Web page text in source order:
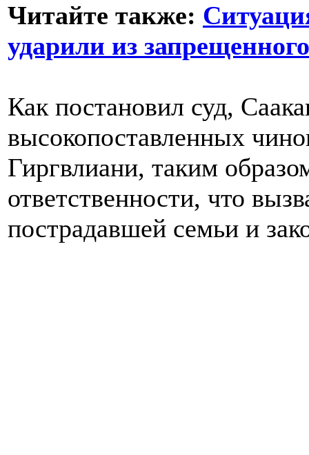
Читайте также:
ударили из
Как постановил суд,
высокопоставленных
Гиргвлиани, таким
ответственности, что
пострадавшей семьи и